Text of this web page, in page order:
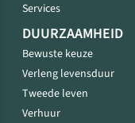
Services
DUURZAAMHEID
Bewuste keuze
Verleng levensduur
Tweede leven
Verhuur